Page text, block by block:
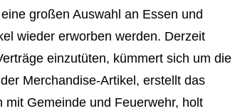
großen Auswahl an Essen und
wieder erworben werden. Derzeit
einzutüten, kümmert sich um die
Merchandise-Artikel, erstellt das
Gemeinde und Feuerwehr, holt